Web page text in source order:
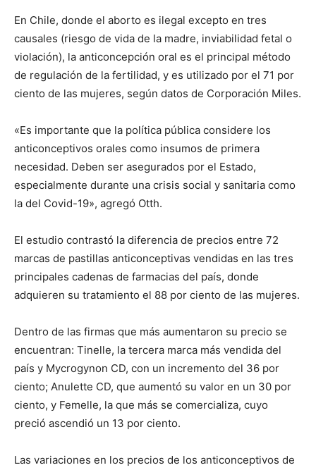
En Chile, donde el aborto es ilegal excepto en tres
causales (riesgo de vida de la madre, inviabilidad fetal o
violación), la anticoncepción oral es el principal método
de regulación de la fertilidad, y es utilizado por el 71 por
ciento de las mujeres, según datos de Corporación Miles.
«Es importante que la política pública considere los
anticonceptivos orales como insumos de primera
necesidad. Deben ser asegurados por el Estado,
especialmente durante una crisis social y sanitaria como
la del Covid-19», agregó Otth.
El estudio contrastó la diferencia de precios entre 72
marcas de pastillas anticonceptivas vendidas en las tres
principales cadenas de farmacias del país, donde
adquieren su tratamiento el 88 por ciento de las mujeres.
Dentro de las firmas que más aumentaron su precio se
encuentran: Tinelle, la tercera marca más vendida del
país y Mycrogynon CD, con un incremento del 36 por
ciento; Anulette CD, que aumentó su valor en un 30 por
ciento, y Femelle, la que más se comercializa, cuyo
preció ascendió un 13 por ciento.
Las variaciones en los precios de los anticonceptivos de